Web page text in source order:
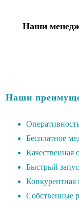
Наши
Наши
Бесплатное
Качественная
Быстрый
Конкурентная
Собственные